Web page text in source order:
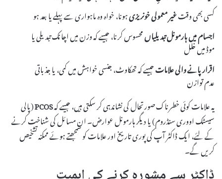
کسی بھی وقتغیر معمولی خونریزیہونا، خواہ وہ ماہواری سے پہلے یا بعد ہو
اجسام میں ہارمونل تبدیلیاںمحسوس کرنا، جیسے کہ وزن میں اچانک تبدیلی یا
موڈ میں خلل
اقرار پانے والی علاماتجیسے کہ تھکاوٹ، جنسی خواہش میں کمی، یا جذباتی
عدم توازن
یہ علامات کوئی خطرناک صورتحال کی نشاندہی کر سکتی ہیں، جیسے کہPCOS(پالی
سیسٹک اووری سنڈروم) یا دیگر ہارمونل عوارض۔ ان مسائل کی شناخت کرنے
کے لئے، ایک ڈاکٹر آپ کی پوری تاریخ اور علامات کو سمجھتے ہوئے ممکنہ تشخیص
کریں گے۔